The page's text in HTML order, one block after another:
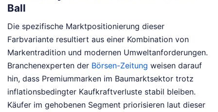
Ball
Die spezifische Marktpositionierung dieser
Farbvariante resultiert aus einer Kombination von
Markentradition und modernen Umweltanforderungen.
Branchenexperten der Börsen-Zeitung weisen darauf
hin, dass Premiummarken im Baumarktsektor trotz
inflationsbedingter Kaufkraftverluste stabil bleiben.
Käufer im gehobenen Segment priorisieren laut dieser